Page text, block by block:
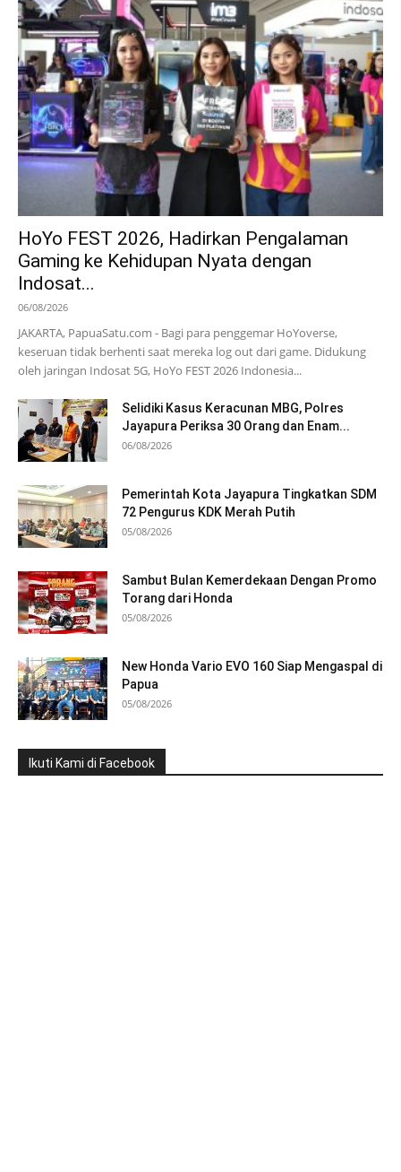
HoYo FEST 2026, Hadirkan Pengalaman
Gaming ke Kehidupan Nyata dengan
Indosat...
06/08/2026
JAKARTA, PapuaSatu.com - Bagi para penggemar HoYoverse,
keseruan tidak berhenti saat mereka log out dari game. Didukung
oleh jaringan Indosat 5G, HoYo FEST 2026 Indonesia...
Selidiki Kasus Keracunan MBG, Polres
Jayapura Periksa 30 Orang dan Enam...
06/08/2026
Pemerintah Kota Jayapura Tingkatkan SDM
72 Pengurus KDK Merah Putih
05/08/2026
Sambut Bulan Kemerdekaan Dengan Promo
Torang dari Honda
05/08/2026
New Honda Vario EVO 160 Siap Mengaspal di
Papua
05/08/2026
Ikuti Kami di Facebook